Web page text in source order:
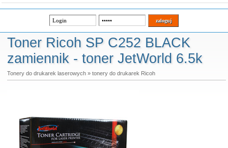
Toner Ricoh SP C252 BLACK
zamiennik - toner JetWorld 6.5k
Tonery do drukarek laserowych» tonery do drukarek Ricoh